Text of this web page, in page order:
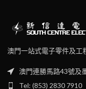
澳門一站式電子零件及工
澳門連勝馬路43號及
Tel: (853) 2830 7910